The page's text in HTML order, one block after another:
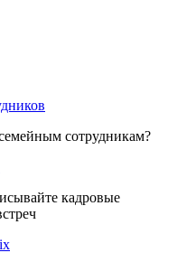
сотрудникам?
кадровые